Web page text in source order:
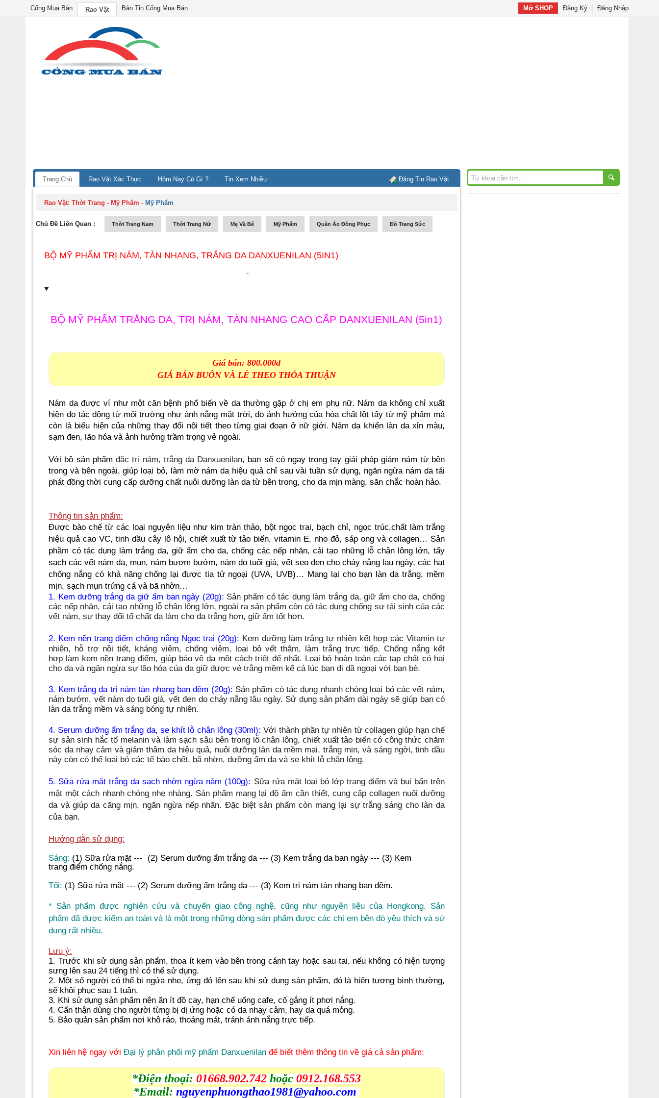
Cổng Mua Bán Rao Vặt Bản Tin Cổng Mua Bán Mở SHOP Đăng Ký Đăng Nhập
Trang Chủ Rao Vặt Xác Thực Hôm Nay Có Gì ? Tin Xem Nhiều Đăng Tin Rao Vặt
Rao Vặt:Thời Trang - Mỹ Phẩm - Mỹ Phẩm
Chủ Đề Liên Quan : Thời Trang Nam Thời Trang Nữ Mẹ Và Bé Mỹ Phẩm Quần Áo Đồng Phục Đồ Trang Sức
BỘ MỸ PHẨM TRỊ NÁM, TÀN NHANG, TRẮNG DA DANXUENILAN (5IN1)
-
BỘ MỸ PHẨMTRẮNG DA,TRỊ NÁM, TÀN NHANG CAO CẤP DANXUENILAN (5in1)
Giá bán: 800.000đ
GIÁ BÁN BUÔN VÀ LẺ THEO THỎA THUẬN
Nám da được ví như một căn bệnh phổ biến về da thường gặp ở chị em phụ nữ. Nám da không chỉ xuất
hiện do tác động từ môi trường như ánh nắng mặt trời, do ảnh hưởng của hóa chất lột tẩy từ mỹ phẩm mà
còn là biểu hiện của những thay đổi nội tiết theo từng giai đoạn ở nữ giới. Nám da khiến làn da xỉn màu,
sạm đen, lão hóa và ảnh hưởng trầm trọng vẻ ngoài.
Với bộ sản phẩmđặc trị nám, trắng da Danxuenilan, bạn sẽ có ngay trong tay giải pháp giảm nám từ bên
trong và bên ngoài, giúp loại bỏ, làm mờ nám da hiệu quả chỉ sau vài tuần sử dụng, ngăn ngừa nám da tái
phát đồng thời cung cấp dưỡng chất nuôi dưỡng làn da từ bên trong, cho da mịn màng, săn chắc hoàn hảo.
Thông tin sản phẩm:
Được bào chế từ các loại nguyên liệu như kim tràn thảo, bột ngọc trai, bạch chỉ, ngọc trúc,chất làm trắng
hiệu quả cao VC, tinh dầu cây lô hội, chiết xuất từ tảo biển, vitamin E, nho đỏ, sáp ong và collagen… Sản
phầm có tác dụng làm trắng da, giữ ẩm cho da, chống các nếp nhăn, cải tạo những lỗ chân lông lớn, tẩy
sạch các vết nám da, mụn, nám bươm bướm, nám do tuổi già, vết sẹo đen cho cháy nắng lau ngày, các hạt
chống nắng có khả năng chống lại được tia tử ngoại (UVA, UVB)… Mang lại cho bạn làn da trắng, mềm
mịn, sạch mụn trứng cá và bã nhờn…
1. Kem dưỡng trắng da giữ ẩm ban ngày (20g): Sản phẩm có tác dụng làm trắng da, giữ ẩm cho da, chống
các nếp nhăn, cải tạo những lỗ chân lông lớn, ngoài ra sản phẩm còn có tác dụng chống sự tái sinh của các
vết nám, sự thay đổi tố chất da làm cho da trắng hơn, giữ ẩm tốt hơn.
2. Kem nền trang điểm chống nắng Ngọc trai (20g): Kem dưỡng làm trắng tự nhiên kết hợp các Vitamin tự
nhiên, hỗ trợ nội tiết, kháng viêm, chống viêm, loại bỏ vết thâm, làm trắng trực tiếp. Chống nắng kết
hợp làm kem nền trang điểm, giúp bảo vệ da một cách triệt để nhất. Loại bỏ hoàn toàn các tạp chất có hại
cho da và ngăn ngừa sự lão hóa của dagiữ được vẻ trắng mềm kể cả lúc bạn đi dã ngoại với bạn bè.
3. Kem trắng da trị nám tàn nhang ban đêm (20g): Sản phẩm có tác dụng nhanh chóng loại bỏ các vết nám,
nám bướm, vết nám do tuổi già, vết đen do cháy nắng lâu ngày. Sử dụng sản phẩm dài ngày sẽ giúp bạn có
làn da trắng mềm và sáng bóng tự nhiên.
4. Serum dưỡng ẩm trắng da, se khít lỗ chân lông (30ml): Với thành phần tự nhiên từ collagen giúp hạn chế
sự sản sinh hắc tố melanin và làm sạch sâu bên trong lỗ chân lông, chiết xuất tảo biển có công thức chăm
sóc da nhạy cảm và giảm thâm da hiệu quả, nuôi dưỡng làn da mềm mại, trắng mịn, và sáng ngời, tinh dầu
này còn có thể loại bỏ các tế bào chết, bã nhờn, dưỡng ẩm da và se khít lỗ chân lông.
5. Sữa rửa mặt trắng da sạch nhờn ngừa nám (100g): Sữa rửa mặt loại bỏ lớp trang điểm và bụi bẩn trên
mật một cách nhanh chóng nhẹ nhàng. Sản phẩm mang lại độ ẩm cần thiết, cung cấp collagen nuôi dưỡng
da và giúp da căng mịn, ngăn ngừa nếp nhăn. Đặc biệt sản phẩm còn mang lại sự trắng sáng cho làn da
của bạn.
Hướng dẫn sử dụng:
Sáng: (1) Sữa rửa mặt --- (2) Serum dưỡng ẩm trắng da--- (3) Kem trắng da ban ngày --- (3) Kem
trang điểm chống nắng.
Tối: (1) Sữa rửa mặt --- (2) Serum dưỡng ẩmtrắng da--- (3) Kem trị nám tàn nhang ban đêm.
* Sản phẩm được nghiên cứu và chuyển giao công nghệ, cũng như nguyên liệu của Hongkong. Sản
phẩm đã được kiểm an toàn và là một trong những dòng sản phẩm được các chị em bên đó yêu thích và sử
dụng rất nhiều.
Lưu ý:
1. Trước khi sử dụng sản phẩm, thoa ít kem vào bên trong cánh tay hoặc sau tai, nếu không có hiện tượng
sưng lên sau 24 tiếng thì có thể sử dụng.
2. Một số người có thể bị ngứa nhẹ, ửng đỏ lên sau khi sử dụng sản phẩm, đó là hiện tượng bình thường,
sẽ khôi phục sau 1 tuần.
3. Khi sử dụng sản phẩm nên ăn ít đồ cay, hạn chế uống cafe, cố gắng ít phơi nắng.
4. Cẩn thận dùng cho người từng bị dị ứng hoặc có da nhạy cảm, hay da quá mỏng.
5. Bảo quản sản phẩm nơi khô ráo, thoáng mát, tránh ánh nắng trực tiếp.
Xin liên hệ ngay vớiĐại lý phân phối mỹ phẩm Danxuenilan để biết thêm thông tin về giá cả sản phẩm:
*Điện thoại:01668.902.742 hoặc0912.168.553
*Email:nguyenphuongthao1981@yahoo.com